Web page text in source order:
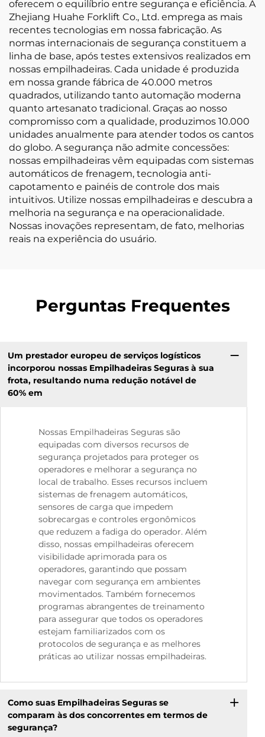
oferecem o equilíbrio entre segurança e eficiência. A
Zhejiang Huahe Forklift Co., Ltd. emprega as mais
recentes tecnologias em nossa fabricação. As
normas internacionais de segurança constituem a
linha de base, após testes extensivos realizados em
nossas empilhadeiras. Cada unidade é produzida
em nossa grande fábrica de 40.000 metros
quadrados, utilizando tanto automação moderna
quanto artesanato tradicional. Graças ao nosso
compromisso com a qualidade, produzimos 10.000
unidades anualmente para atender todos os cantos
do globo. A segurança não admite concessões:
nossas empilhadeiras vêm equipadas com sistemas
automáticos de frenagem, tecnologia anti-
capotamento e painéis de controle dos mais
intuitivos. Utilize nossas empilhadeiras e descubra a
melhoria na segurança e na operacionalidade.
Nossas inovações representam, de fato, melhorias
reais na experiência do usuário.
Perguntas Frequentes
Um prestador europeu de serviços logísticos
incorporou nossas Empilhadeiras Seguras à sua
frota, resultando numa redução notável de
60% em
Nossas Empilhadeiras Seguras são
equipadas com diversos recursos de
segurança projetados para proteger os
operadores e melhorar a segurança no
local de trabalho. Esses recursos incluem
sistemas de frenagem automáticos,
sensores de carga que impedem
sobrecargas e controles ergonômicos
que reduzem a fadiga do operador. Além
disso, nossas empilhadeiras oferecem
visibilidade aprimorada para os
operadores, garantindo que possam
navegar com segurança em ambientes
movimentados. Também fornecemos
programas abrangentes de treinamento
para assegurar que todos os operadores
estejam familiarizados com os
protocolos de segurança e as melhores
práticas ao utilizar nossas empilhadeiras.
Como suas Empilhadeiras Seguras se
comparam às dos concorrentes em termos de
segurança?